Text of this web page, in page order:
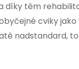
díky těm
cviky
nadstandard,